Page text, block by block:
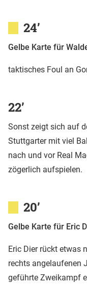
24’
Gelbe Karte für
taktisches Foul an
22’
Sonst zeigt sich auf
Stuttgarter mit viel
nach und vor Real
zögerlich aufspielen.
20’
Gelbe Karte für Eric
Eric Dier rückt etwas
rechts angelaufenen
geführte Zweikampf